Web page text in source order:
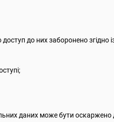
до них заборонено згідно
даних може бути оскаржено